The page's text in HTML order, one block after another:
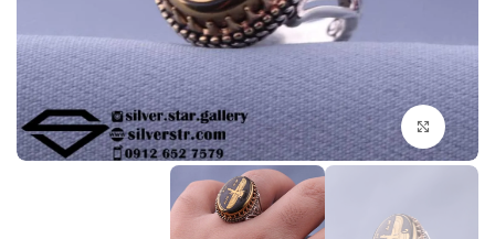
بزرگنمایی تصویر